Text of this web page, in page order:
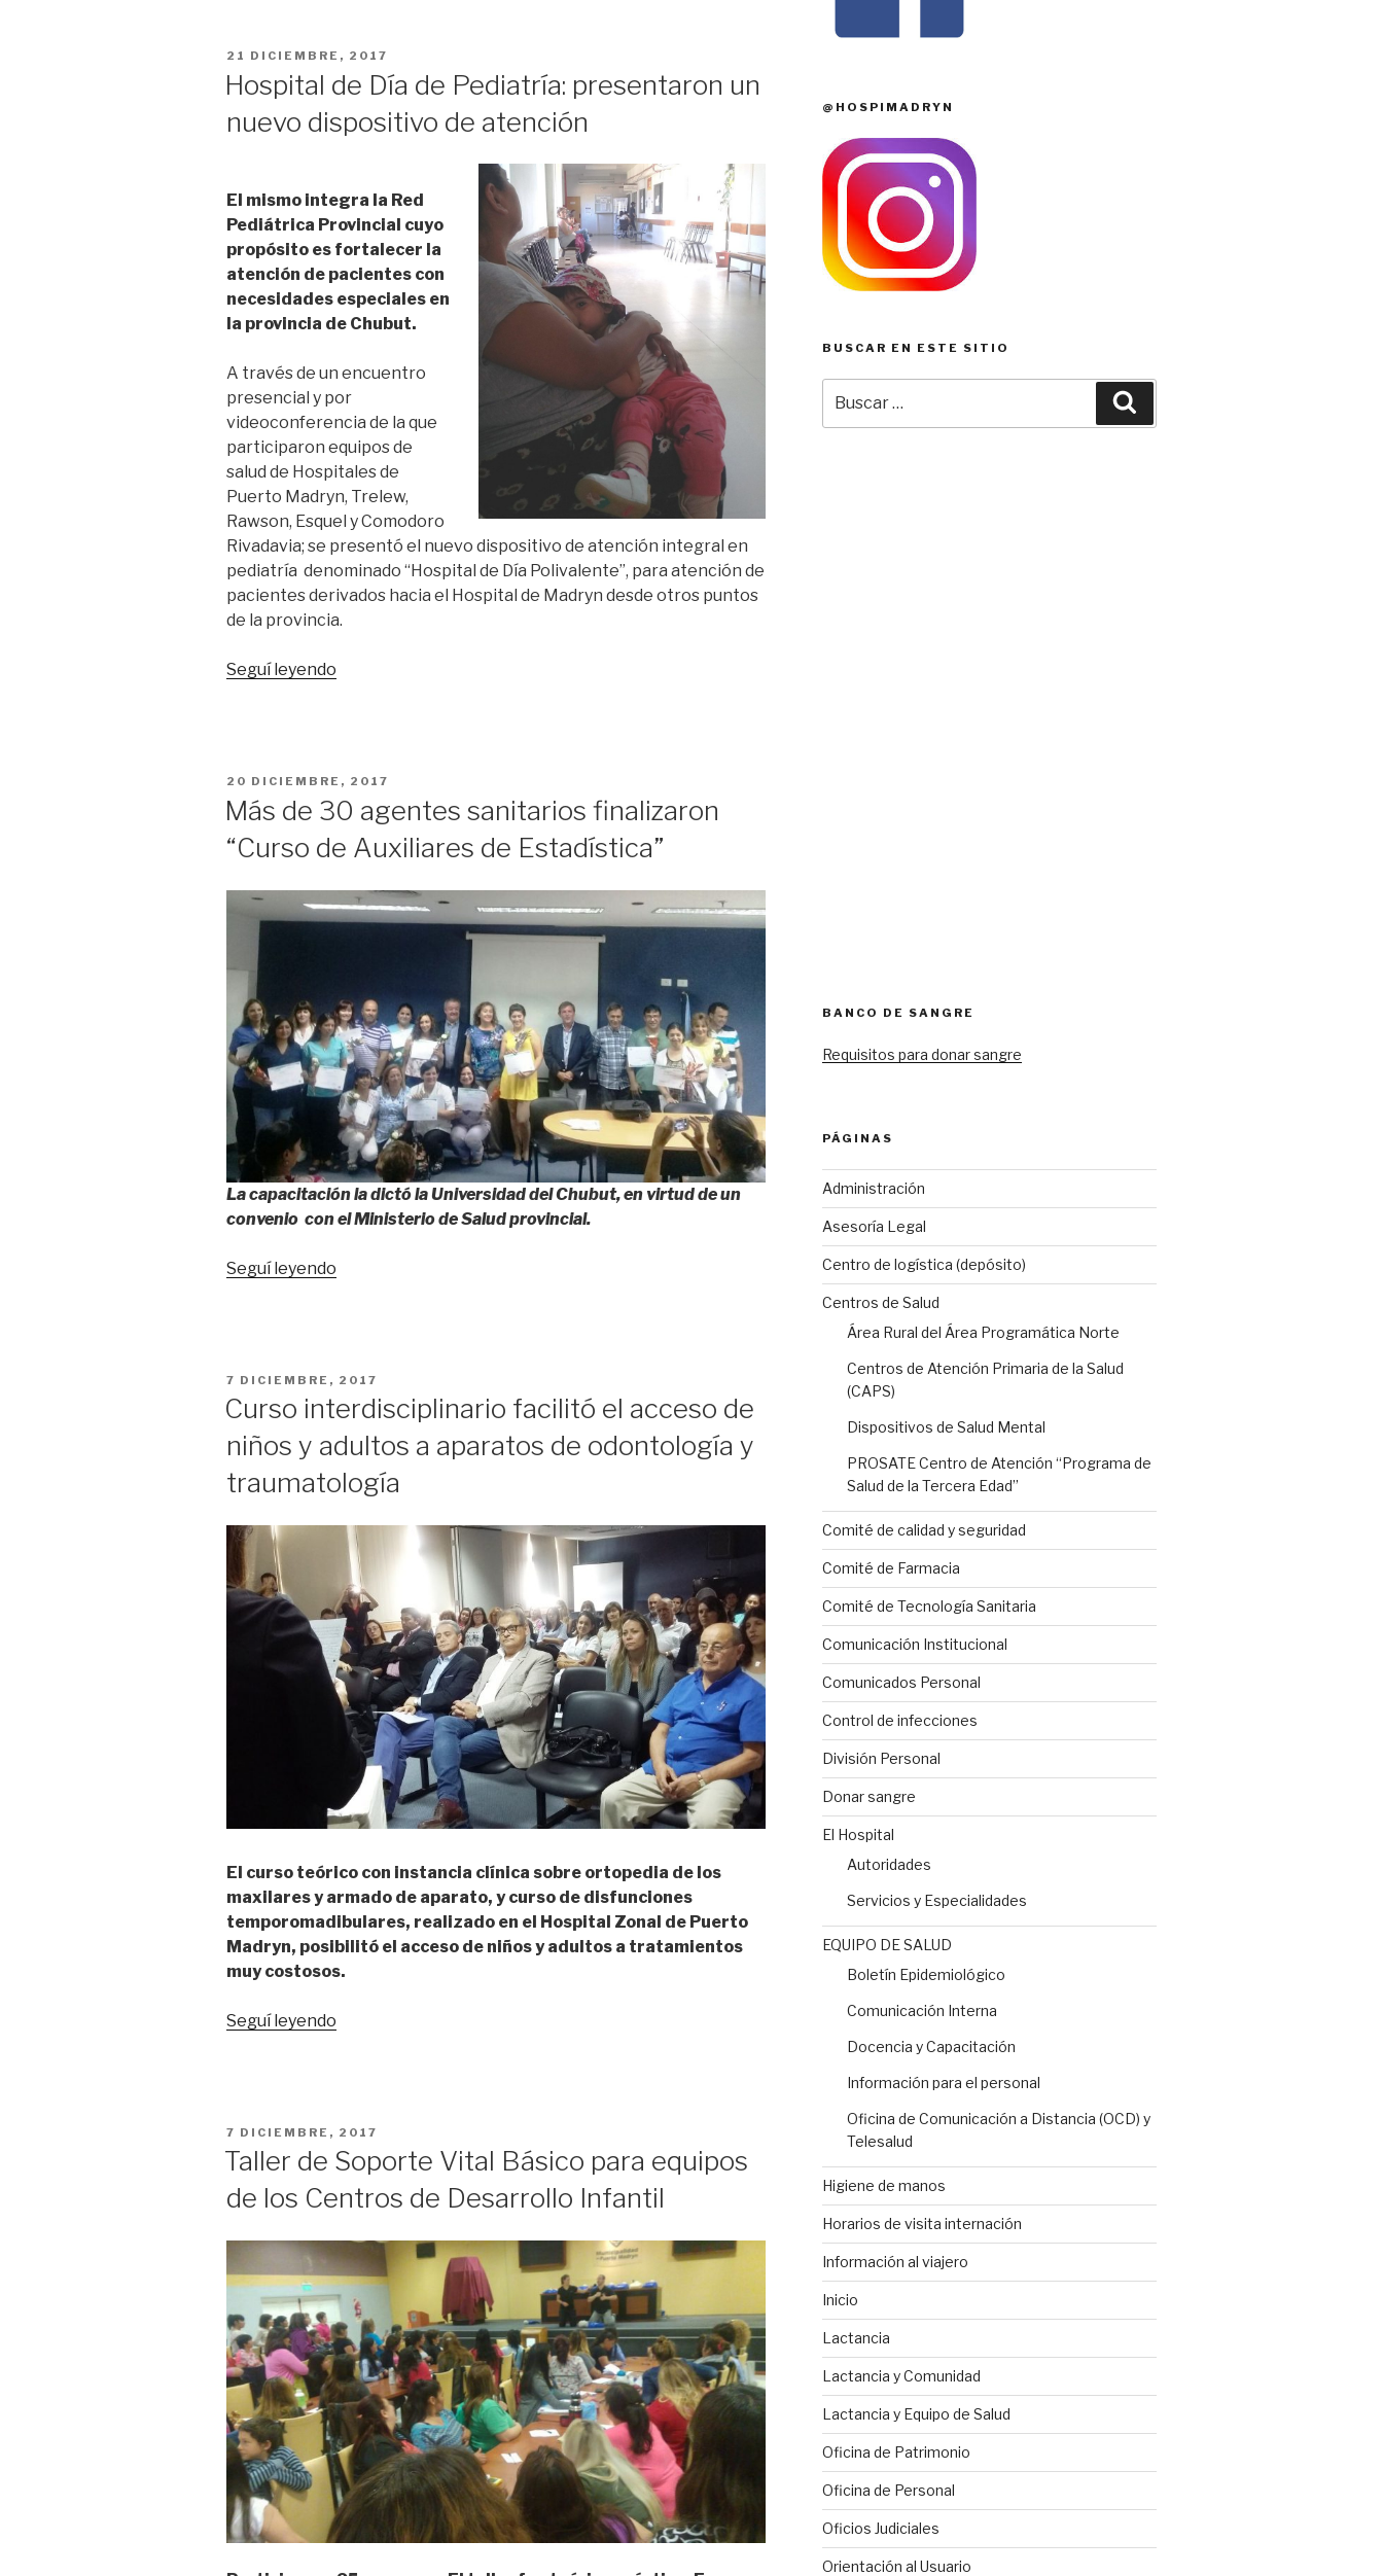
10
años”
PUBLICADO
21 DICIEMBRE, 2017
Hospital de Día de Pediatría: presentaron un
nuevo dispositivo de atención
El mismo integra la Red
Pediátrica Provincial cuyo
propósito es fortalecer la
atención de pacientes con
necesidades especiales en
la provincia de Chubut.
A través de un encuentro
presencial y por
videoconferencia de la que
participaron equipos de
salud de Hospitales de
Puerto Madryn, Trelew,
Rawson, Esquel y Comodoro
Rivadavia; se presentó el nuevo dispositivo de atención integral en
pediatría denominado “Hospital de Día Polivalente”, para atención de
pacientes derivados hacia el Hospital de Madryn desde otros puntos
de la provincia.
Seguí leyendo
presentaron
un
nuevo
de
atención”
PUBLICADO
20 DICIEMBRE, 2017
Más de 30 agentes sanitarios finalizaron
“Curso de Auxiliares de Estadística”
La capacitación la dictó la Universidad del Chubut, en virtud de un
convenio con el Ministerio de Salud provincial.
Seguí leyendo
finalizaron
“Curso
de
de
PUBLICADO
7 DICIEMBRE, 2017
Curso interdisciplinario facilitó el acceso de
niños y adultos a aparatos de odontología y
traumatología
El curso teórico con instancia clínica sobre ortopedia de los
maxilares y armado de aparato, y curso de disfunciones
temporomadibulares, realizado en el Hospital Zonal de Puerto
Madryn, posibilitó el acceso de niños y adultos a tratamientos
muy costosos.
Seguí leyendo
de
niños
y
a
aparatos
de
odontología
y
traumatología”
PUBLICADO
7 DICIEMBRE, 2017
Taller de Soporte Vital Básico para equipos
de los Centros de Desarrollo Infantil
@HOSPIMADRYN
BUSCAR EN ESTE SITIO
por:
BANCO DE SANGRE
Requisitos para donar sangre
PÁGINAS
Administración
Asesoría Legal
Centro de logística (depósito)
Centros de Salud
Área Rural del Área Programática Norte
Centros de Atención Primaria de la Salud
(CAPS)
Dispositivos de Salud Mental
PROSATE Centro de Atención “Programa de
Salud de la Tercera Edad”
Comité de calidad y seguridad
Comité de Farmacia
Comité de Tecnología Sanitaria
Comunicación Institucional
Comunicados Personal
Control de infecciones
División Personal
Donar sangre
El Hospital
Autoridades
Servicios y Especialidades
EQUIPO DE SALUD
Boletín Epidemiológico
Comunicación Interna
Docencia y Capacitación
Información para el personal
Oficina de Comunicación a Distancia (OCD) y
Telesalud
Higiene de manos
Horarios de visita internación
Información al viajero
Inicio
Lactancia
Lactancia y Comunidad
Lactancia y Equipo de Salud
Oficina de Patrimonio
Oficina de Personal
Oficios Judiciales
Orientación al Usuario